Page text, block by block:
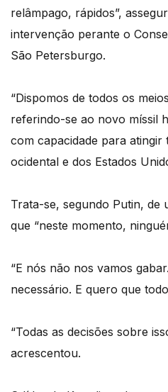
relâmpago, rápidos”,
intervenção perante o
São Petersburgo.
“Dispomos de todos os
referindo-se ao novo míssil
com capacidade para
ocidental e dos Estados
Trata-se, segundo Putin, de
que “neste momento,
“E nós não nos vamos
necessário. E quero que
“Todas as decisões sobre
acrescentou.